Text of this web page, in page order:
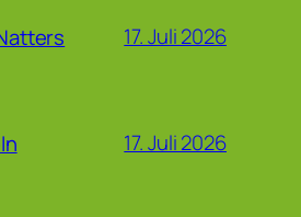
17. Juli 2026
17. Juli 2026